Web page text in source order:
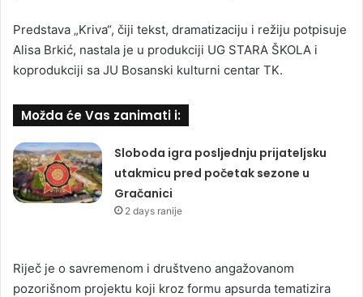
Predstava „Kriva“, čiji tekst, dramatizaciju i režiju potpisuje
Alisa Brkić, nastala je u produkciji UG STARA ŠKOLA i
koprodukciji sa JU Bosanski kulturni centar TK.
Možda će Vas zanimati i:
Sloboda igra posljednju prijateljsku
utakmicu pred početak sezone u
Gračanici
2 days ranije
Riječ je o savremenom i društveno angažovanom
pozorišnom projektu koji kroz formu apsurda tematizira